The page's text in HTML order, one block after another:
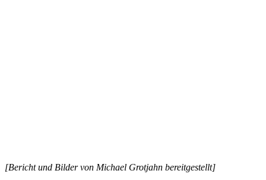
[Bericht und Bilder von Michael Grotjahn bereitgestellt]